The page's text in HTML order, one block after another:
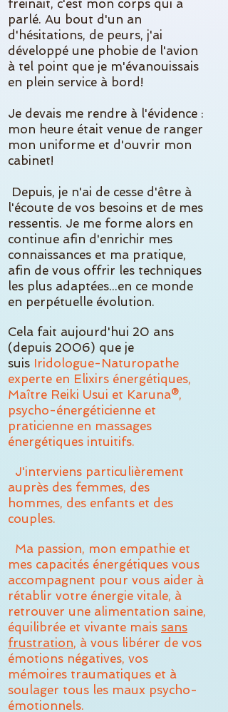
freinait, c'est mon corps qui a
parlé. Au bout d'un an
d'hésitations, de peurs, j'ai
développé une phobie de l'avion
à tel point que je m'évanouissais
en plein service à bord!
Je devais me rendre à l'évidence :
mon heure était venue de ranger
mon uniforme et d'ouvrir mon
cabinet!
Depuis, je n'ai de cesse d'être à
l'écoute de vos besoins et de mes
ressentis. Je me forme alors en
continue afin d'enrichir mes
connaissances et ma pratique,
afin de vous offrir les techniques
les plus adaptées...en ce monde
en perpétuelle évolution.
Cela fait aujourd'hui 20 ans
(depuis 2006) que je
suis Iridologue-Naturopathe
experte en Elixirs énergétiques,
Maître Reiki Usui et Karuna®,
psycho-énergéticienne et
praticienne en massages
énergétiques intuitifs.
J'interviens particulièrement
auprès des femmes, des
hommes, des enfants et des
couples.
Ma passion, mon empathie et
mes capacités énergétiques vous
accompagnent pour vous aider à
rétablir votre énergie vitale, à
retrouver une alimentation saine,
équilibrée et vivante mais sans
frustration, à vous libérer de vos
émotions négatives, vos
mémoires traumatiques et à
soulager tous les maux psycho-
émotionnels.